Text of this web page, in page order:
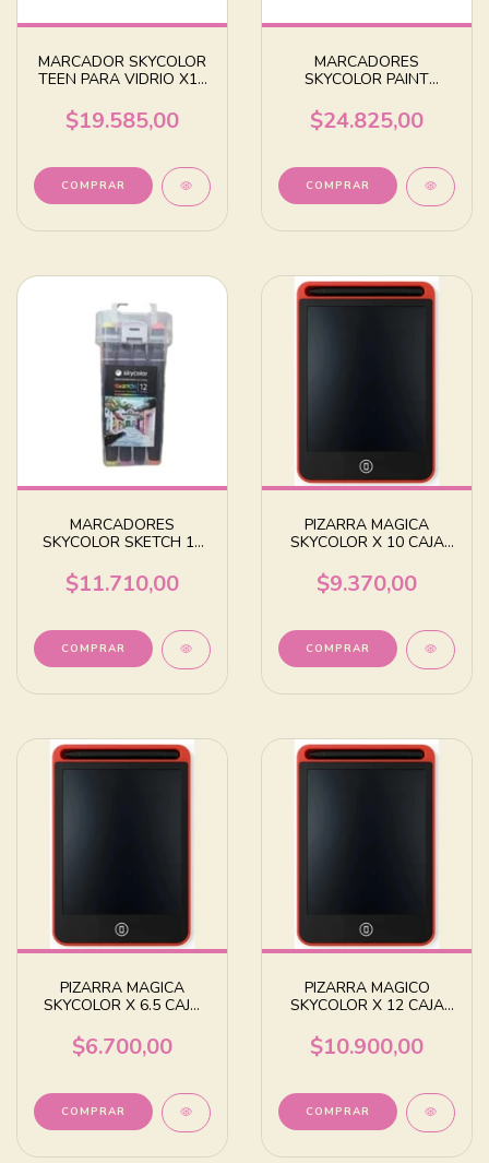
MARCADOR SKYCOLOR
TEEN PARA VIDRIO X10
$19.585,00
MARCADORES
SKYCOLOR PAINT
COLORES
METALIZADOS
$24.825,00
MARCADORES
SKYCOLOR SKETCH 12
$11.710,00
PIZARRA MAGICA
SKYCOLOR X 10 CAJA
$9.370,00
PIZARRA MAGICA
SKYCOLOR X 6.5 CAJA
$6.700,00
PIZARRA MAGICO
SKYCOLOR X 12 CAJA
$10.900,00